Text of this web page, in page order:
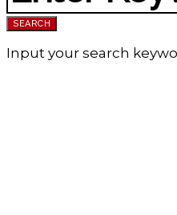
SEARCH
Input your search